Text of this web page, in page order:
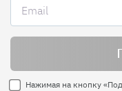
Нажимая на кнопку